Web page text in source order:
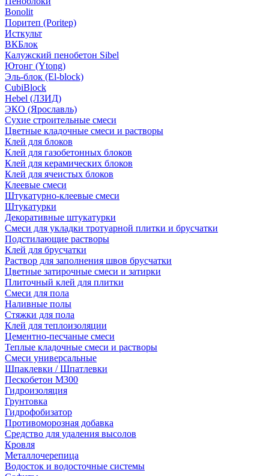
Bonolit
Поритеп (Poritep)
Исткульт
ВКБлок
Калужский пенобетон Sibel
Ютонг (Ytong)
Эль-блок (El-block)
CubiBlock
Hebel (ЛЗИД)
ЭКО (Ярославль)
Сухие строительные смеси
Цветные кладочные смеси и растворы
Клей для блоков
Клей для газобетонных блоков
Клей для керамических блоков
Клей для ячеистых блоков
Клеевые смеси
Штукатурно-клеевые смеси
Штукатурки
Декоративные штукатурки
Смеси для укладки тротуарной плитки и брусчатки
Подстилающие растворы
Клей для брусчатки
Раствор для заполнения швов брусчатки
Цветные затирочные смеси и затирки
Плиточный клей для плитки
Смеси для пола
Наливные полы
Стяжки для пола
Клей для теплоизоляции
Цементно-песчаные смеси
Теплые кладочные смеси и растворы
Смеси универсальные
Шпаклевки / Шпатлевки
Пескобетон М300
Гидроизоляция
Грунтовка
Гидрофобизатор
Противоморозная добавка
Средство для удаления высолов
Кровля
Металлочерепица
Водосток и водосточные системы